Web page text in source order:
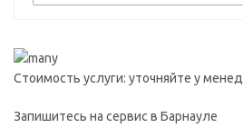
Стоимость услуги: уточняйте у
Запишитесь на сервис в Барнауле